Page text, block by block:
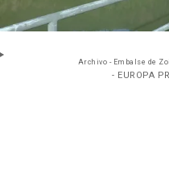
Archivo - Embalse de
- EUROPA